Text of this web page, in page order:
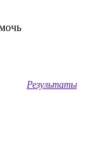
Результаты